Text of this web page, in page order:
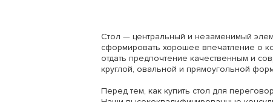
Стол — центральный и незаменимый
сформировать хорошее впечатление о
отдать предпочтение качественным и
круглой, овальной и прямоугольной
Перед тем, как купить стол для